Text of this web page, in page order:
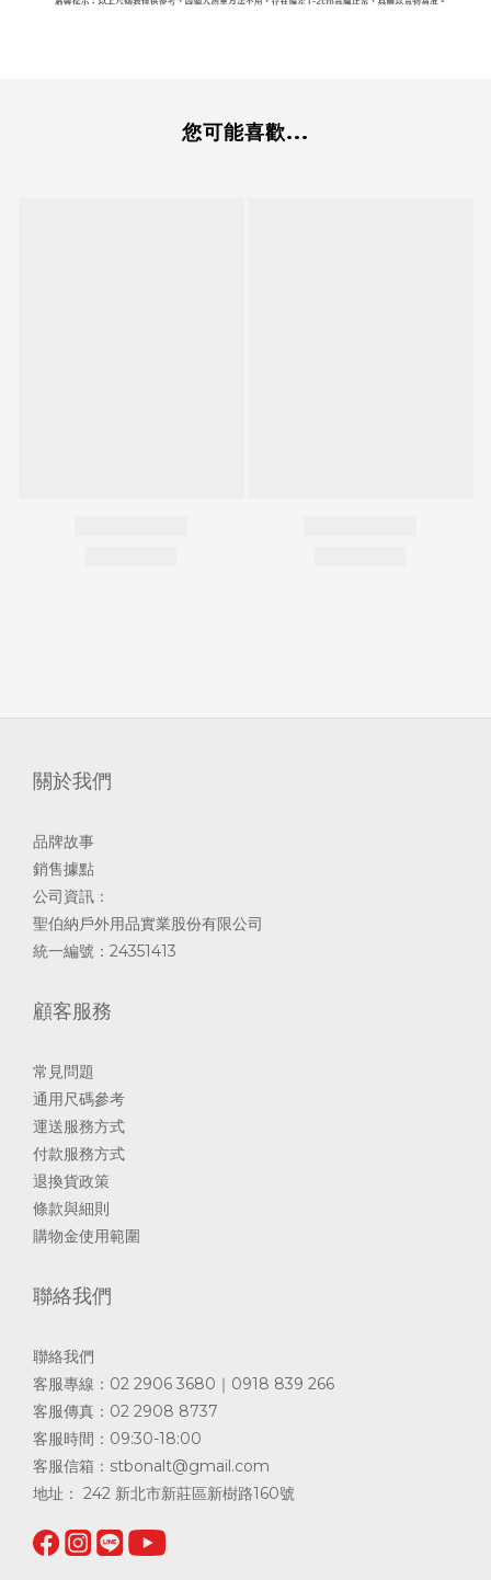
您可能喜歡...
關於我們
品牌故事
銷售據點
公司資訊：
聖伯納戶外用品實業股份有限公司
統一編號：24351413
顧客服務
常見問題
通用尺碼參考
運送服務方式
付款服務方式
退換貨政策
條款與細則
購物金使用範圍
聯絡我們
聯絡我們
客服專線：02 2906 3680｜0918 839 266
客服傳真：02 2908 8737
客服時間：09:30-18:00
客服信箱： stbonalt@gmail.com
地址： 242 新北市新莊區新樹路160號